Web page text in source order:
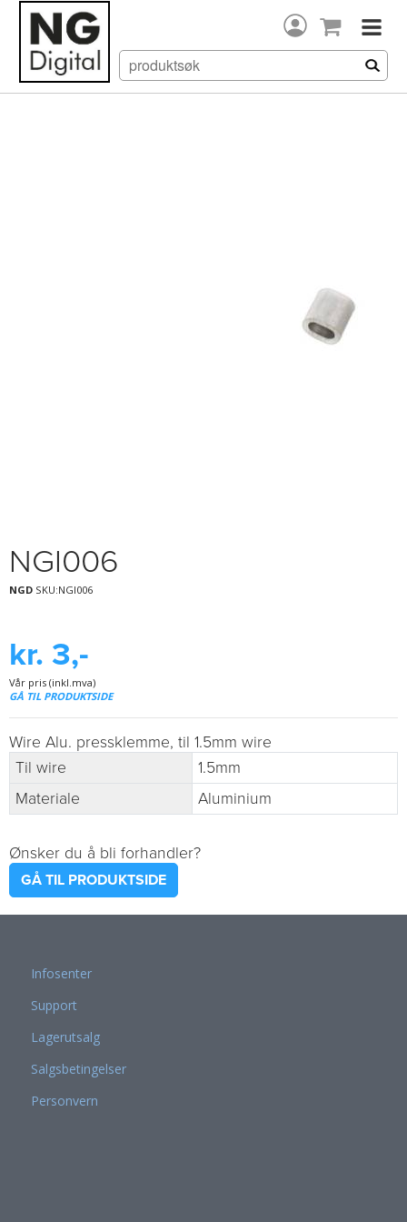
NGI006
NGD SKU:NGI006
kr. 3,-
Vår pris (inkl.mva)
GÅ TIL PRODUKTSIDE
Wire Alu. pressklemme, til 1.5mm wire
Til wire
1.5mm
Materiale
Aluminium
Ønsker du å bli forhandler?
GÅ TIL PRODUKTSIDE
Infosenter
Support
Lagerutsalg
Salgsbetingelser
Personvern